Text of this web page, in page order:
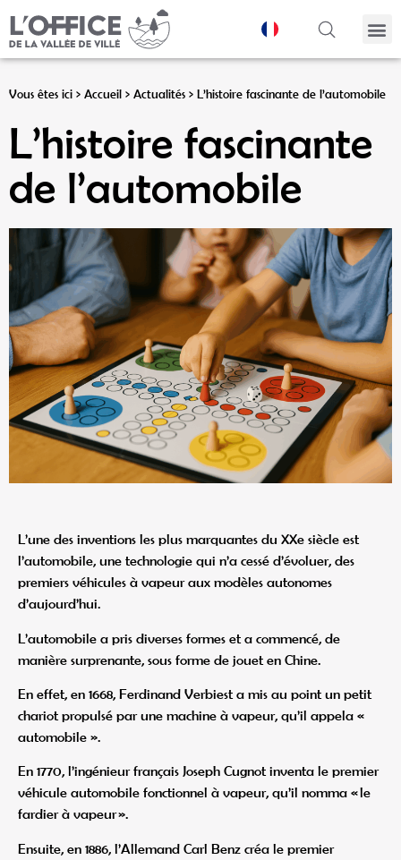
Vous êtes ici > Accueil > Actualités > L’histoire fascinante de l’automobile
L’histoire fascinante
de l’automobile
L’une des inventions les plus marquantes du XXe siècle est
l’automobile, une technologie qui n’a cessé d’évoluer, des
premiers véhicules à vapeur aux modèles autonomes
d’aujourd’hui.
L’automobile a pris diverses formes et a commencé, de
manière surprenante, sous forme de jouet en Chine.
En effet, en 1668, Ferdinand Verbiest a mis au point un petit
chariot propulsé par une machine à vapeur, qu’il appela «
automobile ».
En 1770, l’ingénieur français Joseph Cugnot inventa le premier
véhicule automobile fonctionnel à vapeur, qu’il nomma « le
fardier à vapeur ».
Ensuite, en 1886, l’Allemand Carl Benz créa le premier
Panneau de gestion des cookies